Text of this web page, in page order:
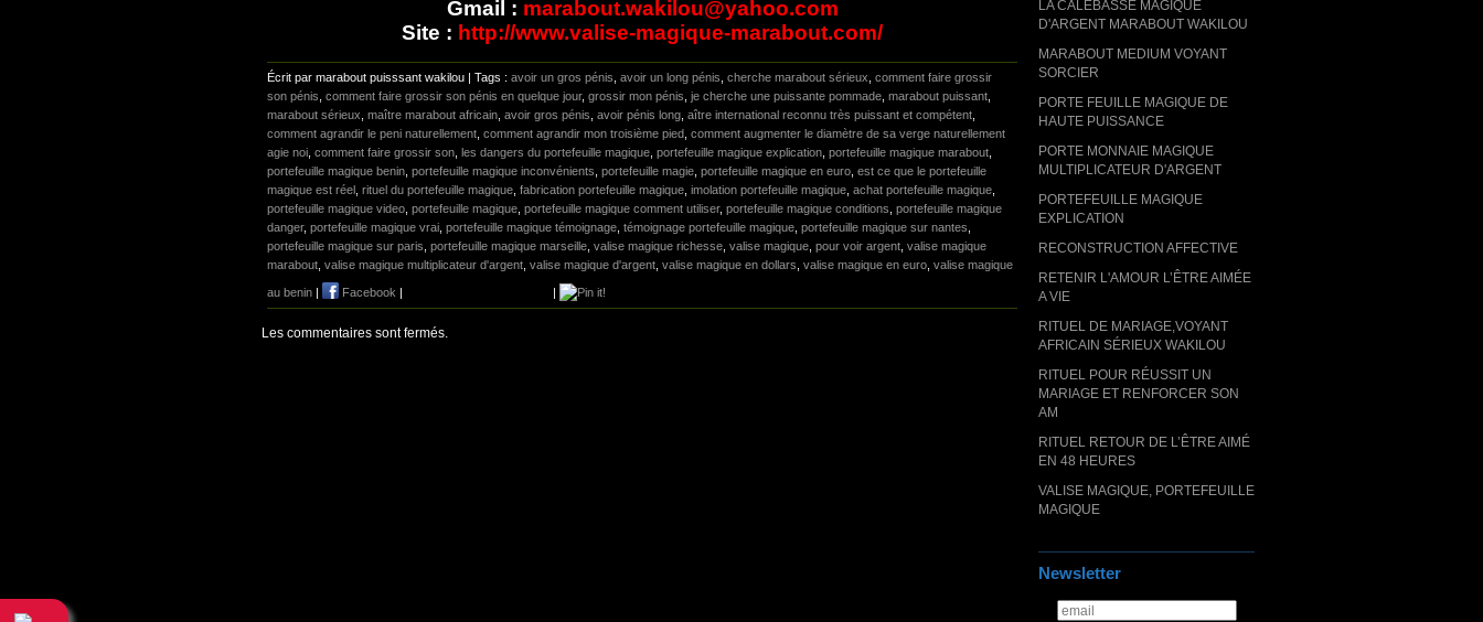
LA CALEBASSE MAGIQUE
D'ARGENT MARABOUT WAKILOU
MARABOUT MEDIUM VOYANT
SORCIER
PORTE FEUILLE MAGIQUE DE
HAUTE PUISSANCE
PORTE MONNAIE MAGIQUE
MULTIPLICATEUR D'ARGENT
PORTEFEUILLE MAGIQUE
EXPLICATION
RECONSTRUCTION AFFECTIVE
RETENIR L'AMOUR L’ÊTRE AIMÉE
A VIE
RITUEL DE MARIAGE,VOYANT
AFRICAIN SÉRIEUX WAKILOU
RITUEL POUR RÉUSSIT UN
MARIAGE ET RENFORCER SON
AM
RITUEL RETOUR DE L’ÊTRE AIMÉ
EN 48 HEURES
VALISE MAGIQUE, PORTEFEUILLE
MAGIQUE
Newsletter
Gmail : marabout.wakilou@yahoo.com
Site : http://www.valise-magique-marabout.com/
Écrit par marabout puisssant wakilou | Tags : avoir un gros pénis avoir un long pénis cherche marabout sérieux comment faire grossir
son pénis comment faire grossir son pénis en quelque jour, grossir mon pénis je cherche une puissante pommade marabout puissant
marabout sérieux maître marabout africain avoir gros pénis avoir pénis long aître international reconnu très puissant et compétent
comment agrandir le peni naturellement comment agrandir mon troisième pied comment augmenter le diamètre de sa verge naturellement
agie noi comment faire grossir son les dangers du portefeuille magique portefeuille magique explication portefeuille magique marabout
portefeuille magique benin portefeuille magique inconvénients portefeuille magie portefeuille magique en euro est ce que le portefeuille
magique est réel rituel du portefeuille magique fabrication portefeuille magique imolation portefeuille magique achat portefeuille magique
portefeuille magique video portefeuille magique portefeuille magique comment utiliser, portefeuille magique conditions portefeuille magique
danger, portefeuille magique vrai portefeuille magique témoignage témoignage portefeuille magique portefeuille magique sur nantes
portefeuille magique sur paris portefeuille magique marseille valise magique richesse valise magique pour voir argent valise magique
marabout valise magique multiplicateur d'argent valise magique d'argent valise magique en dollars valise magique en euro valise magique
au benin | Facebook | |
Les commentaires sont fermés.